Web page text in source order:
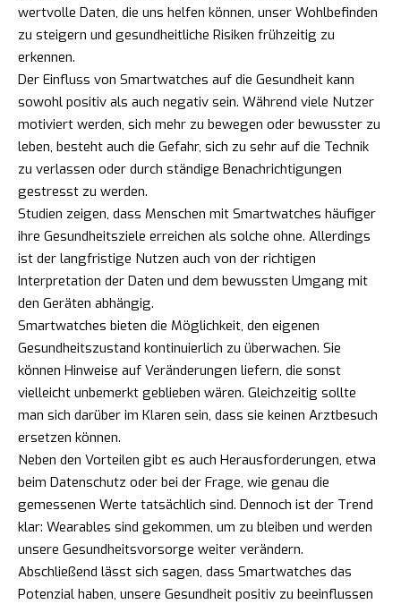
wertvolle Daten, die uns helfen können, unser Wohlbefinden
zu steigern und gesundheitliche Risiken frühzeitig zu
erkennen.
Der Einfluss von Smartwatches auf die Gesundheit kann
sowohl positiv als auch negativ sein. Während viele Nutzer
motiviert werden, sich mehr zu bewegen oder bewusster zu
leben, besteht auch die Gefahr, sich zu sehr auf die Technik
zu verlassen oder durch ständige Benachrichtigungen
gestresst zu werden.
Studien zeigen, dass Menschen mit Smartwatches häufiger
ihre Gesundheitsziele erreichen als solche ohne. Allerdings
ist der langfristige Nutzen auch von der richtigen
Interpretation der Daten und dem bewussten Umgang mit
den Geräten abhängig.
Smartwatches bieten die Möglichkeit, den eigenen
Gesundheitszustand kontinuierlich zu überwachen. Sie
können Hinweise auf Veränderungen liefern, die sonst
vielleicht unbemerkt geblieben wären. Gleichzeitig sollte
man sich darüber im Klaren sein, dass sie keinen Arztbesuch
ersetzen können.
Neben den Vorteilen gibt es auch Herausforderungen, etwa
beim Datenschutz oder bei der Frage, wie genau die
gemessenen Werte tatsächlich sind. Dennoch ist der Trend
klar: Wearables sind gekommen, um zu bleiben und werden
unsere Gesundheitsvorsorge weiter verändern.
Abschließend lässt sich sagen, dass Smartwatches das
Potenzial haben, unsere Gesundheit positiv zu beeinflussen